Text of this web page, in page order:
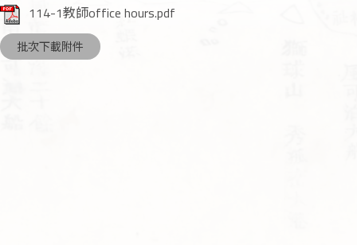
114-1教師office hours.pdf
批次下載附件